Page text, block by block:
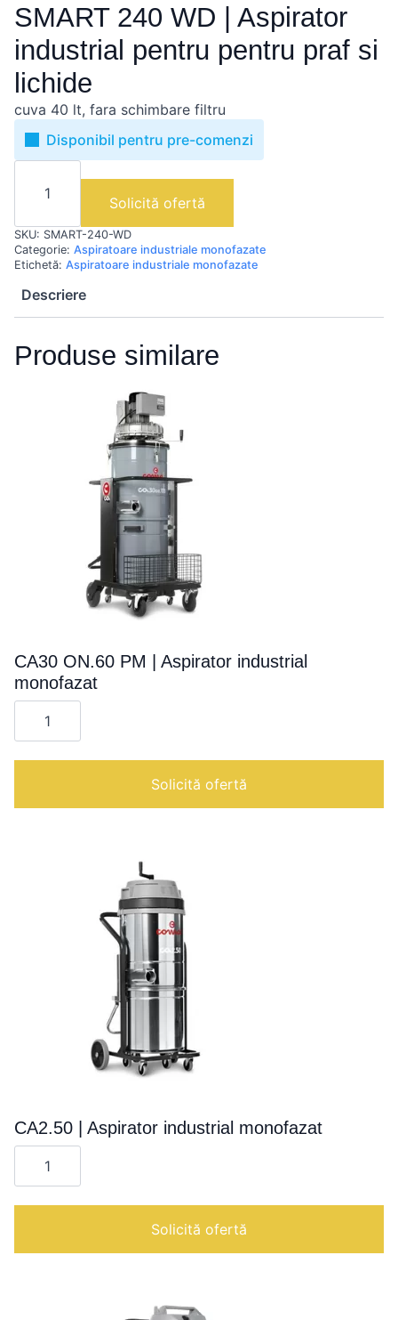
SMART 240 WD | Aspirator
industrial pentru pentru praf si
lichide
cuva 40 lt, fara schimbare filtru
Disponibil pentru pre-comenzi
Cantitate
|
Aspirator
industrial
pentru
praf
lichide
Solicită ofertă
SKU: SMART-240-WD
Categorie: Aspiratoare industriale monofazate
Etichetă: Aspiratoare industriale monofazate
Descriere
Produse similare
CA30 ON.60 PM | Aspirator industrial
monofazat
Cantitate
CA30
|
monofazat
Solicită ofertă
CA2.50 | Aspirator industrial monofazat
Cantitate
CA2.50
industrial
Solicită ofertă